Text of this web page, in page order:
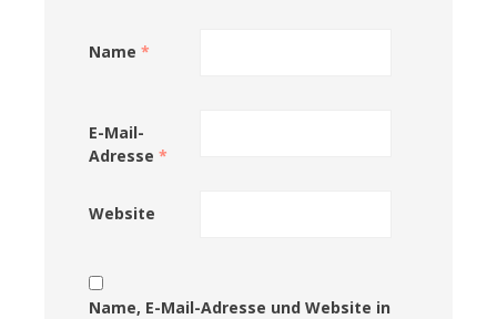
Name *
E-Mail-
Adresse *
Website
Name, E-Mail-Adresse und Website in